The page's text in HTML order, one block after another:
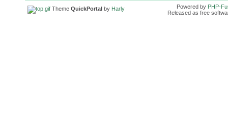
Theme QuickPortal by Harly Powered by PHP-
Released as free